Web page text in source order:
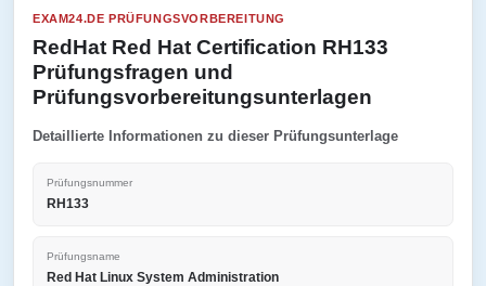
EXAM24.DE PRÜFUNGSVORBEREITUNG
RedHat Red Hat Certification RH133
Prüfungsfragen und
Prüfungsvorbereitungsunterlagen
Detaillierte Informationen zu dieser Prüfungsunterlage
Prüfungsnummer
RH133
Prüfungsname
Red Hat Linux System Administration